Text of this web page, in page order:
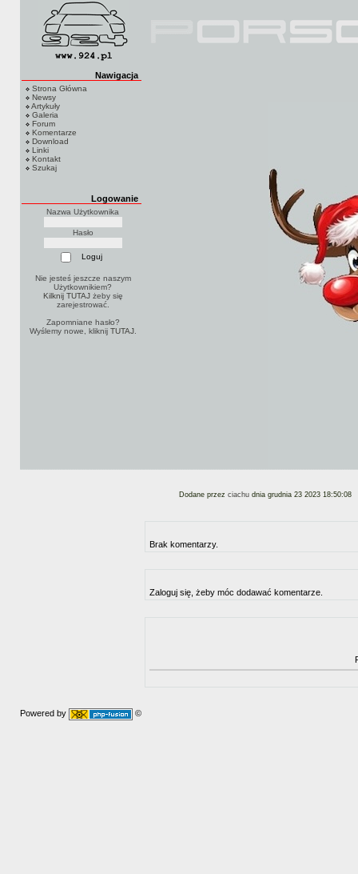
Nawigacja
Strona Główna
Newsy
Artykuły
Galeria
Forum
Komentarze
Download
Linki
Kontakt
Szukaj
Logowanie
Nazwa Użytkownika
Hasło
Nie jesteś jeszcze naszym
Użytkownikiem?
Kilknij TUTAJżeby się
zarejestrować.
Zapomniane hasło?
Wyślemy nowe, kliknij TUTAJ.
Dodane przez ciachu dnia grudnia 23 2023 18:50:08
Brak komentarzy.
Zaloguj się, żeby móc dodawać komentarze.
Powered by ©